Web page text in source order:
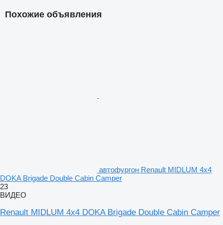
Похожие объявления
автофургон Renault MIDLUM 4x4
DOKA Brigade Double Cabin Camper
23
ВИДЕО
Renault MIDLUM 4x4 DOKA Brigade Double Cabin Camper